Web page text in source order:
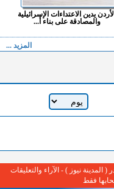
الأردن يدين الاعتداءات الإسرائيلية
والمصادقة على بناء أ...
المزيد ...
نيوز ) - الآراء والتعليقات
فقط